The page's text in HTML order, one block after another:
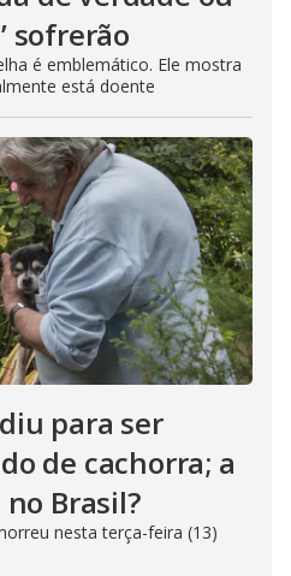
sofrerão
é emblemático. Ele mostra
está doente
para ser
de cachorra; a
Brasil?
nesta terça-feira (13)